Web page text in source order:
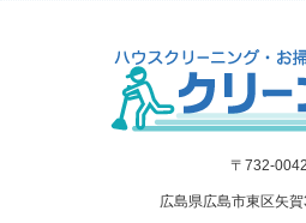
〒732-0042
広島県広島市東区矢